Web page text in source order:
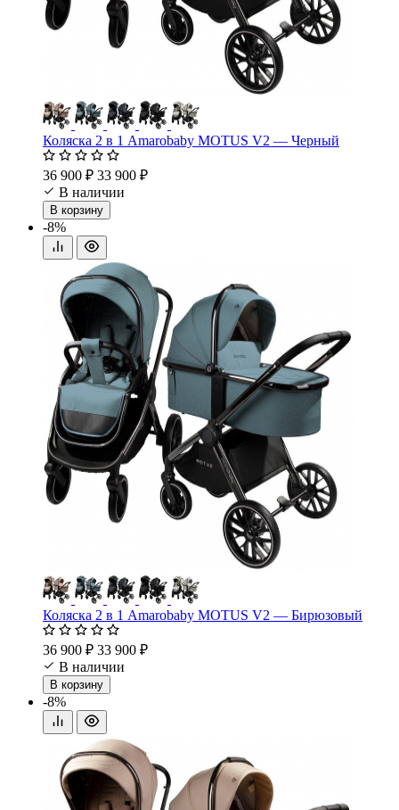
Коляска 2 в 1 Amarobaby MOTUS V2 — Черный
36 900 ₽ 33 900 ₽
В наличии
В корзину
-8%
Коляска 2 в 1 Amarobaby MOTUS V2 — Бирюзовый
36 900 ₽ 33 900 ₽
В наличии
В корзину
-8%